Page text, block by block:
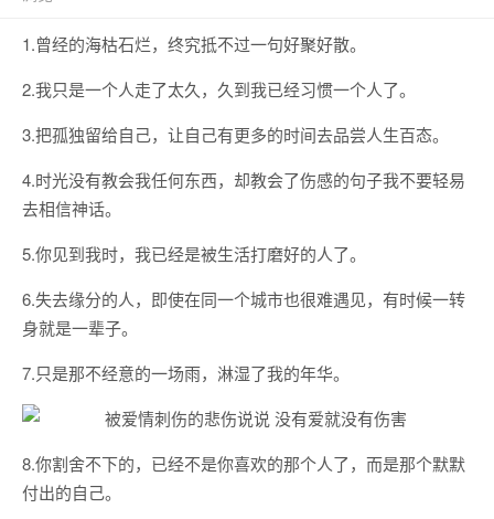
1.曾经的海枯石烂，终究抵不过一句好聚好散。
2.我只是一个人走了太久，久到我已经习惯一个人了。
3.把孤独留给自己，让自己有更多的时间去品尝人生百态。
4.时光没有教会我任何东西，却教会了伤感的句子我不要轻易
去相信神话。
5.你见到我时，我已经是被生活打磨好的人了。
6.失去缘分的人，即使在同一个城市也很难遇见，有时候一转
身就是一辈子。
7.只是那不经意的一场雨，淋湿了我的年华。
8.你割舍不下的，已经不是你喜欢的那个人了，而是那个默默
付出的自己。